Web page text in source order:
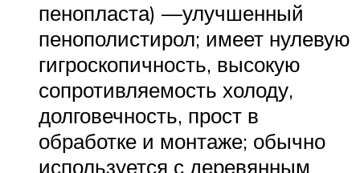
пенопласта) —улучшенный
пенополистирол; имеет нулевую
гигроскопичность, высокую
сопротивляемость холоду,
долговечность, прост в
обработке и монтаже; обычно
используется с деревянным